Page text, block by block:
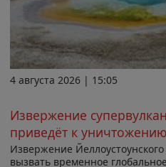
4 августа 2026 | 15:05
Извержение
приведёт к
Извержение
вызвать временное